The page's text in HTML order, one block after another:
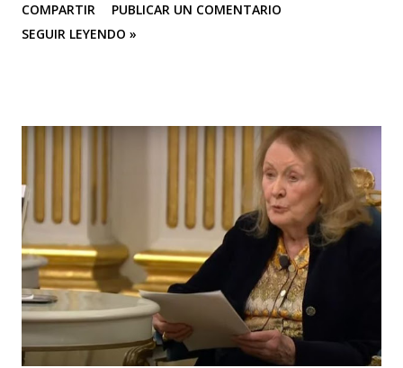
CASA TEA con sus últimas funciones este 25 y 26 de abril de
“Efímero”, La Casa del Silencio se embarcará en una gira
imborrable en todos los que la presencien." La Casa del
Silencio se embarcará nuevamente en una gira
internacional, llevando su importante trabajo de teatro
físico con funciones y seminarios a escenarios de Portugal
(dónde La Casa Del Silencio tiene una presencia significativa
ya que el teatro físico tiene un lugar muy importante en la
escena Portuguesa), posteriormente irán a Valencia y
Barcelona. Juan Carlos Agudelo P...
COMPARTIR
PUBLICAR UN COMENTARIO
SEGUIR LEYENDO »